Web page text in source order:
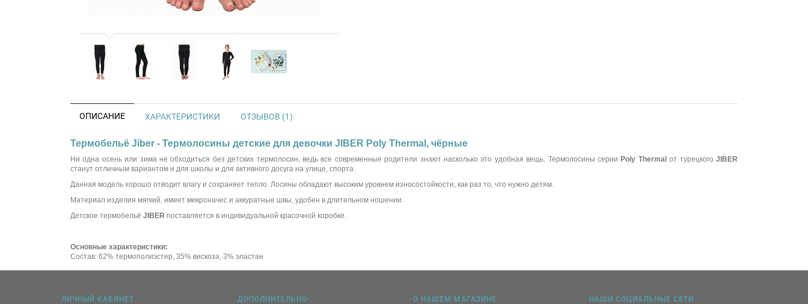
ОПИСАНИЕ ХАРАКТЕРИСТИКИ ОТЗЫВОВ (1)
Термобельё Jiber - Термолосины детские для девочки JIBER Poly Thermal, чёрные
Ни одна осень или зима не обходиться без детских термолосин, ведь все современные родители знают насколько это удобная вещь. Термолосины серии Poly Thermal от турецкогоJIBER
станут отличным вариантом и для школы и для активного досуга на улице, спорта.
Данная модель хорошо отводит влагу и сохраняет тепло. Лосины обладают высоким уровнем износостойкости, как раз то, что нужно детям.
Материал изделия мягкий, имеет микроначес и аккуратные швы, удобен в длительном ношении.
Детское термобельё JIBER поставляется в индивидуальной красочной коробке.
Основные характеристики:
Состав: 62% термополиэстер, 35% вискоза, 3% эластан
ЛИЧНЫЙ КАБИНЕТ ДОПОЛНИТЕЛЬНО О НАШЕМ МАГАЗИНЕ НАШИ СОЦИАЛЬНЫЕ СЕТИ